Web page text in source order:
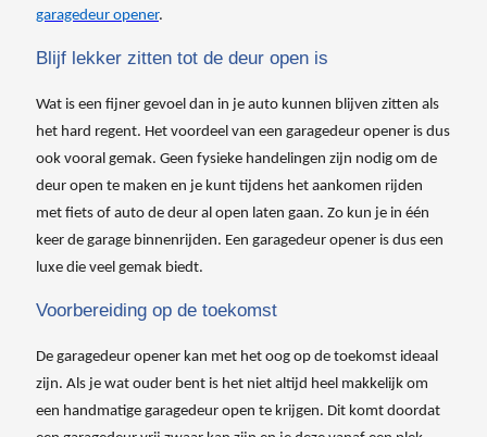
garagedeur opener.
Blijf lekker zitten tot de deur open is
Wat is een fijner gevoel dan in je auto kunnen blijven zitten als
het hard regent. Het voordeel van een garagedeur opener is dus
ook vooral gemak. Geen fysieke handelingen zijn nodig om de
deur open te maken en je kunt tijdens het aankomen rijden
met fiets of auto de deur al open laten gaan. Zo kun je in één
keer de garage binnenrijden. Een garagedeur opener is dus een
luxe die veel gemak biedt.
Voorbereiding op de toekomst
De garagedeur opener kan met het oog op de toekomst ideaal
zijn. Als je wat ouder bent is het niet altijd heel makkelijk om
een handmatige garagedeur open te krijgen. Dit komt doordat